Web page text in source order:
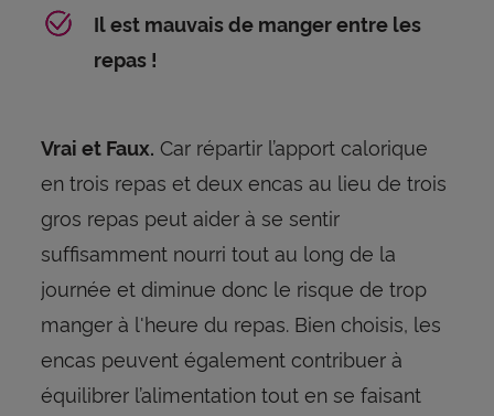
Il est mauvais de manger entre les
repas !
Vrai et Faux. Car répartir l’apport calorique
en trois repas et deux encas au lieu de trois
gros repas peut aider à se sentir
suffisamment nourri tout au long de la
journée et diminue donc le risque de trop
manger à l'heure du repas. Bien choisis, les
encas peuvent également contribuer à
équilibrer l’alimentation tout en se faisant